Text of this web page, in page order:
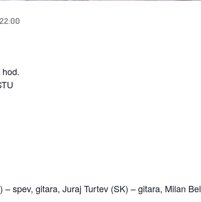
22:00
– spev, gitara, Juraj Turtev (SK) – gitara, Milan